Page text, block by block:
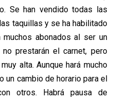
Se han vendido todas las
taquillas y se ha habilitado
abonados al ser un
prestarán el carnet, pero
alta. Aunque hará mucho
un cambio de horario para el
otros. Habrá pausa de